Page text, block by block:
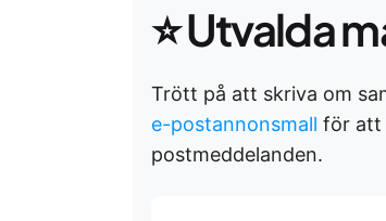
⭐ Utvalda
Trött på att skriva om
e-postannonsmall för att
postmeddelanden.